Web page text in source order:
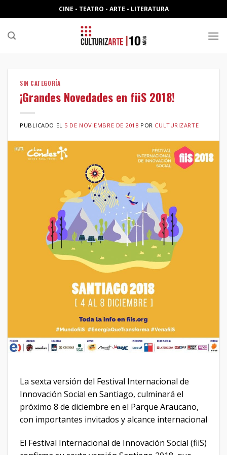
to
content
CINE - TEATRO - ARTE - LITERATURA
SIN CATEGORÍA
¡Grandes Novedades en fiiS 2018!
PUBLICADO EL 5 DE NOVIEMBRE DE 2018 POR CULTURIZARTE
La sexta versión del Festival Internacional de
Innovación Social en Santiago, culminará el
próximo 8 de diciembre en el Parque Araucano,
con importantes invitados y alcance internacional
El Festival Internacional de Innovación Social (fiiS)